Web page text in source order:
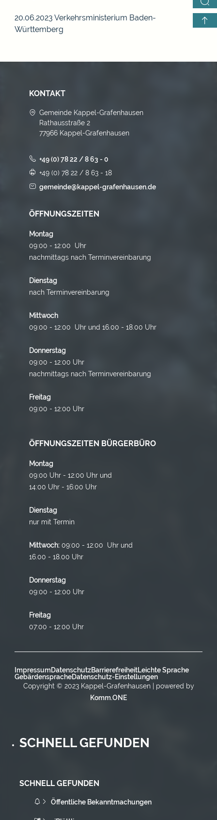
20.06.2023 Verkehrsministerium Baden-
Württemberg
KONTAKT
Gemeinde Kappel-Grafenhausen
Rathausstraße 2
77966 Kappel-Grafenhausen
+49 (0) 78 22 / 8 63 - 0
+49 (0) 78 22 / 8 63 - 18
gemeinde@kappel-grafenhausen.de
ÖFFNUNGSZEITEN
Montag
09:00 - 12:00 Uhr
nachmittags nach Terminvereinbarung
Dienstag
nach Terminvereinbarung
Mittwoch
09:00 - 12:00 Uhr und 16.00 - 18.00 Uhr
Donnerstag
09:00 - 12:00 Uhr
nachmittags nach Terminvereinbarung
Freitag
09:00 - 12:00 Uhr
ÖFFNUNGSZEITEN BÜRGERBÜRO
Montag
09:00 Uhr - 12:00 Uhr und
14:00 Uhr - 16:00 Uhr
Dienstag
nur mit Termin
Mittwoch: 09:00 - 12:00 Uhr und
16.00 - 18.00 Uhr
Donnerstag
09:00 - 12:00 Uhr
Freitag
07:00 - 12:00 Uhr
ImpressumDatenschutzBarrierefreiheitLeichte Sprache
GebärdenspracheDatenschutz-Einstellungen
Copyright © 2023 Kappel-Grafenhausen | powered by
Komm.ONE
SCHNELL GEFUNDEN
SCHNELL GEFUNDEN
Öffentliche Bekanntmachungen